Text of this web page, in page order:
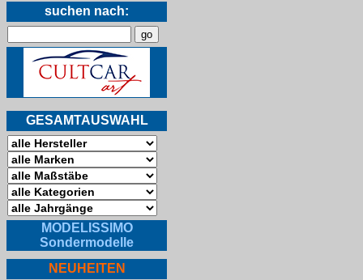
suchen nach:
GESAMTAUSWAHL
MODELISSIMO
Sondermodelle
NEUHEITEN